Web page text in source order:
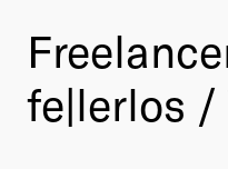
fe|lerlos /